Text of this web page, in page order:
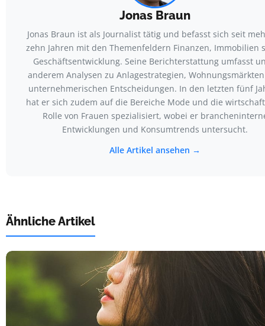
Jonas Braun
Jonas Braun ist als Journalist tätig und befasst sich seit
zehn Jahren mit den Themenfeldern Finanzen, Immobilien
Geschäftsentwicklung. Seine Berichterstattung umfasst
anderem Analysen zu Anlagestrategien,
unternehmerischen Entscheidungen. In den letzten fünf
hat er sich zudem auf die Bereiche Mode und die
Rolle von Frauen spezialisiert, wobei er
Entwicklungen und Konsumtrends untersucht.
Alle Artikel ansehen →
Ähnliche Artikel